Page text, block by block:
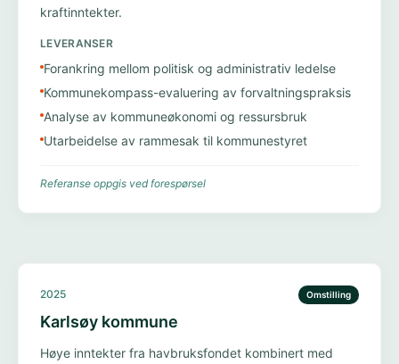
kraftinntekter.
LEVERANSER
Forankring mellom politisk og administrativ ledelse
Kommunekompass-evaluering av forvaltningspraksis
Analyse av kommuneøkonomi og ressursbruk
Utarbeidelse av rammesak til kommunestyret
Referanse oppgis ved forespørsel
2025 Omstilling
Karlsøy kommune
Høye inntekter fra havbruksfondet kombinert med